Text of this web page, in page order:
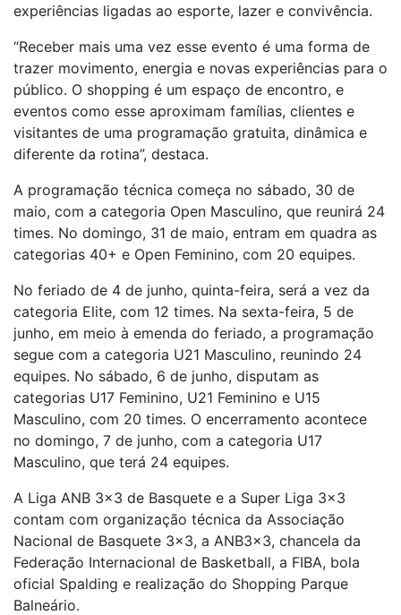
experiências ligadas ao esporte, lazer e convivência.
“Receber mais uma vez esse evento é uma forma de
trazer movimento, energia e novas experiências para o
público. O shopping é um espaço de encontro, e
eventos como esse aproximam famílias, clientes e
visitantes de uma programação gratuita, dinâmica e
diferente da rotina”, destaca.
A programação técnica começa no sábado, 30 de
maio, com a categoria Open Masculino, que reunirá 24
times. No domingo, 31 de maio, entram em quadra as
categorias 40+ e Open Feminino, com 20 equipes.
No feriado de 4 de junho, quinta-feira, será a vez da
categoria Elite, com 12 times. Na sexta-feira, 5 de
junho, em meio à emenda do feriado, a programação
segue com a categoria U21 Masculino, reunindo 24
equipes. No sábado, 6 de junho, disputam as
categorias U17 Feminino, U21 Feminino e U15
Masculino, com 20 times. O encerramento acontece
no domingo, 7 de junho, com a categoria U17
Masculino, que terá 24 equipes.
A Liga ANB 3×3 de Basquete e a Super Liga 3×3
contam com organização técnica da Associação
Nacional de Basquete 3×3, a ANB3x3, chancela da
Federação Internacional de Basketball, a FIBA, bola
oficial Spalding e realização do Shopping Parque
Balneário.